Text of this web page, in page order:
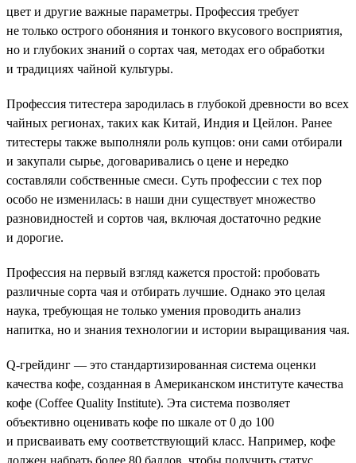
цвет и другие важные параметры. Профессия требует
не только острого обоняния и тонкого вкусового восприятия,
но и глубоких знаний о сортах чая, методах его обработки
и традициях чайной культуры.
Профессия титестера зародилась в глубокой древности во всех
чайных регионах, таких как Китай, Индия и Цейлон. Ранее
титестеры также выполняли роль купцов: они сами отбирали
и закупали сырье, договаривались о цене и нередко
составляли собственные смеси. Суть профессии с тех пор
особо не изменилась: в наши дни существует множество
разновидностей и сортов чая, включая достаточно редкие
и дорогие.
Профессия на первый взгляд кажется простой: пробовать
различные сорта чая и отбирать лучшие. Однако это целая
наука, требующая не только умения проводить анализ
напитка, но и знания технологии и истории выращивания чая.
Q-грейдинг — это стандартизированная система оценки
качества кофе, созданная в Американском институте качества
кофе (Coffee Quality Institute). Эта система позволяет
объективно оценивать кофе по шкале от 0 до 100
и присваивать ему соответствующий класс. Например, кофе
должен набрать более 80 баллов, чтобы получить статус